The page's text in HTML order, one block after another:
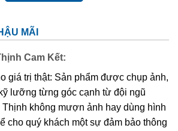
đang tồn tại rất hiều các vùng mỏ,
đá Sapphire như ở Miến Điện, Sri
là ở Việt Nam.
xuất hiện ở vùng mỏ Quỳ Châu
Hương, Lục Yên (tỉnh Yên Bái), hay tại
MÃI
Cam Kết:
giá trị thật: Sản phẩm được chụp ảnh,
lưỡng từng góc cạnh từ đội ngũ
Thịnh không mượn ảnh hay dùng hình
cho quý khách một sự đảm bảo thông